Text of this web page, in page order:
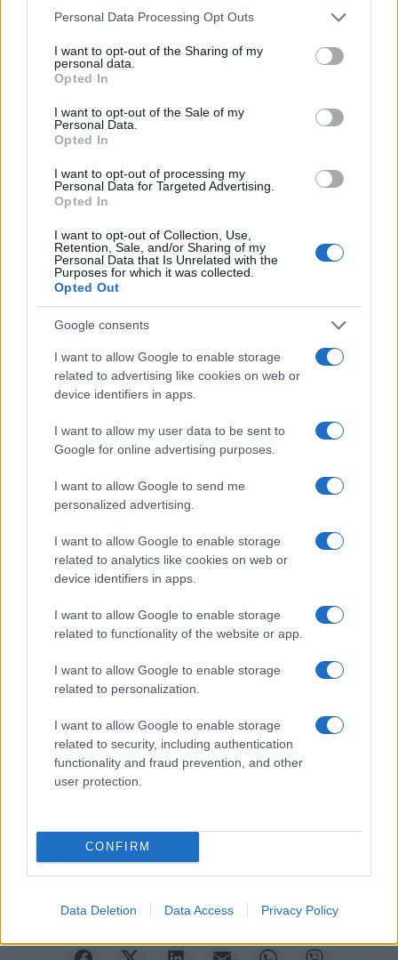
Please note that this website/app uses one or more Google
not limited to your visit or usage behaviour. You may click to
grant or deny consent to Google and its third-party tags to
use your data for below specified purposes in below Google
consent section.
Personal Data Processing Opt Outs
I want to opt-out of the Sharing of my
personal data.
Opted In
I want to opt-out of the Sale of my
Personal Data.
Opted In
I want to opt-out of processing my
Personal Data for Targeted Advertising.
Opted In
I want to opt-out of Collection, Use,
Retention, Sale, and/or Sharing of my
Personal Data that Is Unrelated with the
Purposes for which it was collected.
Opted Out
Google consents
I want to allow Google to enable storage
related to advertising like cookies on web or
device identifiers in apps.
I want to allow my user data to be sent to
Google for online advertising purposes.
I want to allow Google to send me
personalized advertising.
I want to allow Google to enable storage
related to analytics like cookies on web or
device identifiers in apps.
I want to allow Google to enable storage
related to functionality of the website or app.
I want to allow Google to enable storage
related to personalization.
I want to allow Google to enable storage
related to security, including authentication
functionality and fraud prevention, and other
user protection.
CONFIRM
Data Deletion Data Access Privacy Policy
εκεί έξω δεν ακούγεται καλά».
Κάνοντας αναφορά στη συνέχεια στις πυρκαγιές που
που επέρριψε ο Αλέξης Τσίπρας στον Κυριάκο
Μητσοτάκη, ο κ. Βαρουφάκης σημείωσε ότι: «Διαφωνώ
ευθύνη του κυρίου Μητσοτάκη οι πυρκαγιές. Τόσο στο
Μάτι πριν τρία χρόνια, όσο και για τις τωρινές
που υπάρχει στη χώρα χρόνια τώρα. Ένα μοντέλο από τη
δεκαετία του ’50 που χρεοκόπησε και προχωράει
χρεοκοπημένο. Ένα μοντέλο για το οποίο ο κ.
Μητσοτάκης δεν θα ζητήσει ποτέ συγγνώμη, αλλά η
παράταξη του ήταν στην καρδιά αυτού του μοντέλου»
τόνισε ο γραμματέας του ΜεΡΑ25 στην πρωτολογία του,
κατηγορώντας ωστόσο τον πρωθυπουργό όσο και τις
προηγούμενες κυβερνήσεις ότι δεν ενίσχυσαν τα
προληφθούν οι πυρκαγιές.
TελευταίεςΕιδήσεις για την Παιδεία και την εργασία
iPaideia.gr